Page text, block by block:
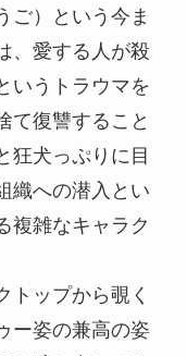
ご）という今ま
、愛する人が殺
いうトラウマを
て復讐すること
狂犬っぷりに目
織への潜入とい
複雑なキャラク
トップから覗く
ー姿の兼高の姿